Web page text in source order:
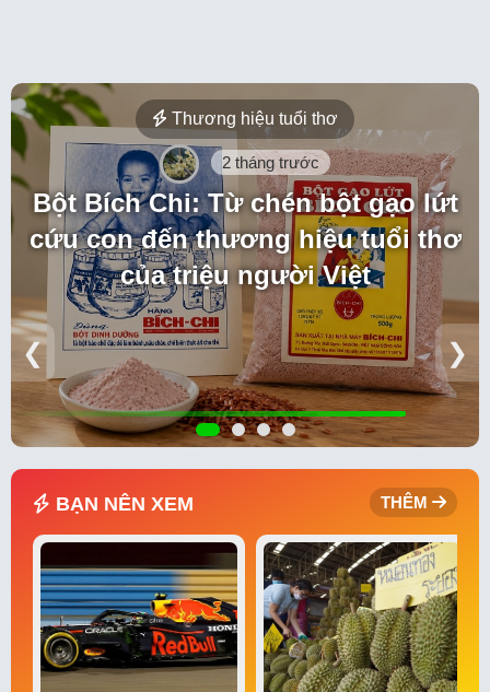
Thương hiệu tuổi thơ
2 tháng trước
Bột Bích Chi: Từ chén bột gạo lứt
cứu con đến thương hiệu tuổi thơ
của triệu người Việt
❮ ❯
BẠN NÊN XEM THÊM